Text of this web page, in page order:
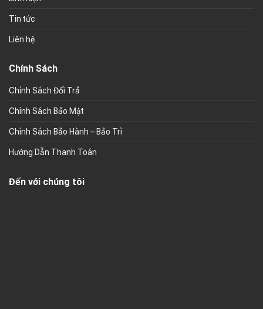
Tin tức
Liên hệ
Chính Sách
Chính Sách Đổi Trả
Chính Sách Bảo Mật
Chính Sách Bảo Hành – Bảo Trì
Hướng Dẫn Thanh Toán
Đến với chúng tôi